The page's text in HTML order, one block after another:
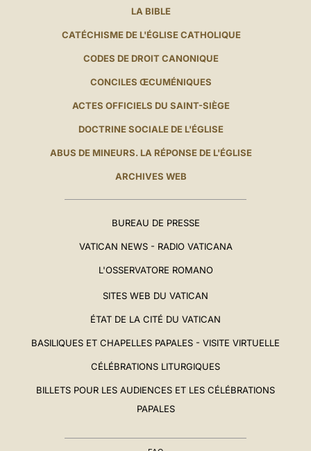
LA BIBLE
CATÉCHISME DE L'ÉGLISE CATHOLIQUE
CODES DE DROIT CANONIQUE
CONCILES ŒCUMÉNIQUES
ACTES OFFICIELS DU SAINT-SIÈGE
DOCTRINE SOCIALE DE L'ÉGLISE
ABUS DE MINEURS. LA RÉPONSE DE L'ÉGLISE
ARCHIVES WEB
BUREAU DE PRESSE
VATICAN NEWS - RADIO VATICANA
L'OSSERVATORE ROMANO
SITES WEB DU VATICAN
ÉTAT DE LA CITÉ DU VATICAN
BASILIQUES ET CHAPELLES PAPALES - VISITE VIRTUELLE
CÉLÉBRATIONS LITURGIQUES
BILLETS POUR LES AUDIENCES ET LES CÉLÉBRATIONS
PAPALES